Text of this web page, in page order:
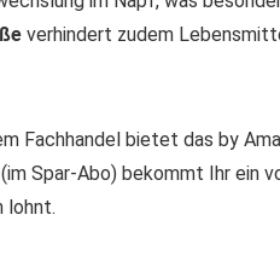
verhindert zudem
Fachhandel bietet das by
(im Spar-Abo) bekommt Ihr
lohnt.